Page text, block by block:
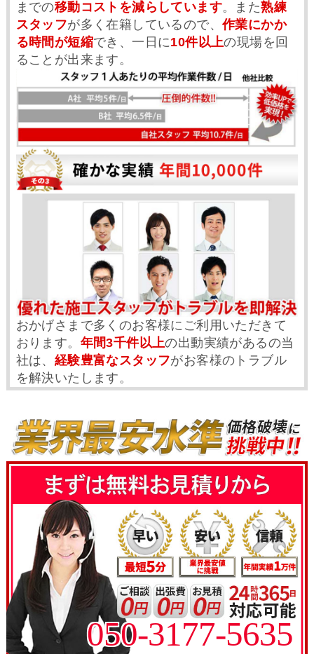
までの移動コストを減らしています。また熟練
スタッフが多く在籍しているので、作業にかか
る時間が短縮でき、一日に10件以上の現場を回
ることが出来ます。
おかげさまで多くのお客様にご利用いただきて
おります。 年間3千件以上の出動実績があるの当
社は、 経験豊富なスタッフがお客様のトラブル
を解決いたします。
050-3177-5635